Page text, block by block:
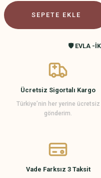
SEPETE EKLE
🛡️ EVLA -
Ücretsiz Sigortalı Kargo
Türkiye’nin her yerine ücretsiz
gönderim.
Vade Farksız 3 Taksit